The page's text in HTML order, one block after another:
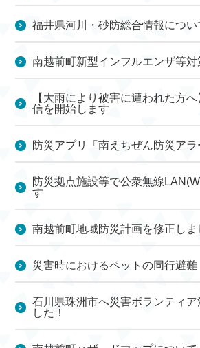
福井県河川・砂防総合情報につい
南越前町新型インフルエンザ等
【大雨により被害に遭われた方
信を開始します
防災アプリ「南えちぜん防災ア
防災拠点施設等で公衆無線
す
南越前町地域防災計画を修正しま
災害時におけるペットの同行避難
石川県珠洲市へ災害ボランティア
した！